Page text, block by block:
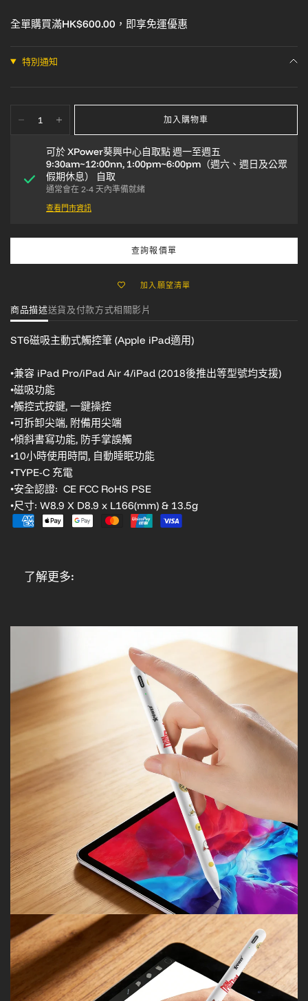
全單購買滿HK$600.00，即享免運優惠
特別通知
加入購物車
可於XPower葵興中心自取點 週一至週五
9:30am~12:00nn, 1:00pm~6:00pm（週六、週日及公眾
假期休息）
自取
通常會在 2-4 天內準備就緒
查看門市資訊
查詢報價單
加入願望清單
商品描述送貨及付款方式相關影片
ST6磁吸主動式觸控筆 (Apple iPad適用)
•兼容 iPad Pro/iPad Air 4/iPad (2018後推出等型號均支援)
•磁吸功能
•觸控式按鍵, 一鍵操控
•可拆卸尖端, 附備用尖端
•傾斜書寫功能, 防手掌誤觸
•10小時使用時間, 自動睡眠功能
•TYPE-C 充電
•安全認證: CE FCC RoHS PSE
•尺寸: W8.9 X D8.9 x L166(mm) & 13.5g
了解更多: